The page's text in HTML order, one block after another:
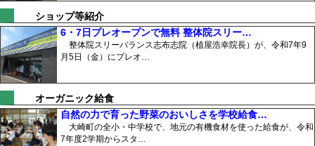
ショップ等紹介
6・7日プレオープンで無料 整体院スリー…
整体院スリーバランス志布志院（植屋浩幸院長）が、令和7年9
月5日（金）にプレオ…
オーガニック給食
自然の力で育った野菜のおいしさを学校給食…
大崎町の全小・中学校で、地元の有機食材を使った給食が、令和
7年度2学期からスタ…